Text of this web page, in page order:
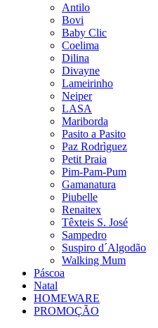
Antilo
Bovi
Baby Clic
Coelima
Dilina
Divayne
Lameirinho
Neiper
LASA
Mariborda
Pasito a Pasito
Paz Rodrìguez
Petit Praia
Pim-Pam-Pum
Gamanatura
Piubelle
Renaitex
Têxteis S. José
Sampedro
Suspiro d´Algodão
Walking Mum
Páscoa
Natal
HOMEWARE
PROMOÇÃO